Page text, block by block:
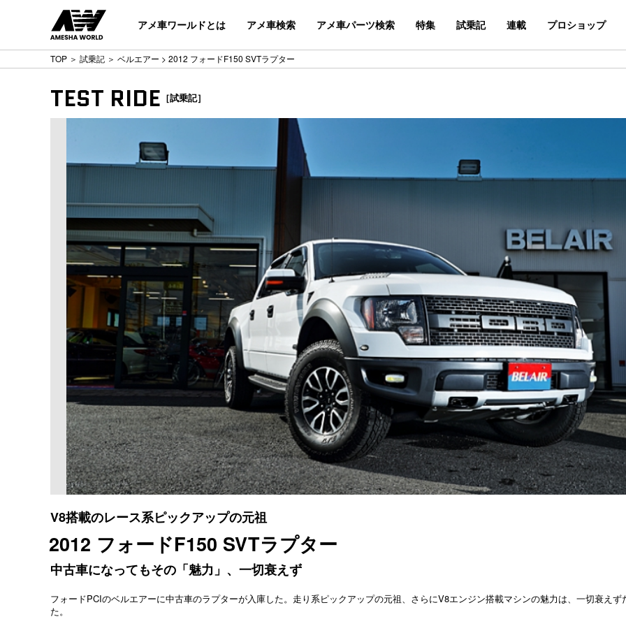
アメ車ワールドとは アメ車検索 アメ車パーツ検索 特集 試乗記 連載 プロショップ
TOP ＞ 試乗記 ＞ ベルエアー > 2012 フォードF150 SVTラプター
TEST RIDE ［試乗記］
V8搭載のレース系ピックアップの元祖
2012 フォードF150 SVTラプター
中古車になってもその「魅力」、一切衰えず
フォードPCIのベルエアーに中古車のラプターが入庫した。走り系ピックアップの元祖、さらにV8エンジン搭載マシンの魅力は、一切衰えず
た。